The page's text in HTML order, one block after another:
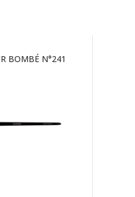
BOMBÉ N°241